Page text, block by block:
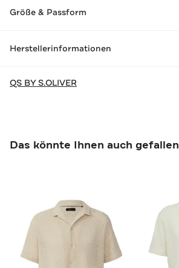
Größe & Passform
Herstellerinformationen
QS BY S.OLIVER
Das könnte Ihnen auch gefallen